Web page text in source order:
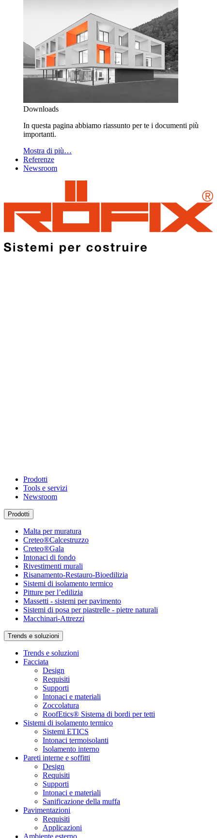
Downloads
In questa pagina abbiamo riassunto per te i documenti più
importanti.
Mostra di più…
Referenze
Newsroom
Prodotti
Tools e servizi
Newsroom
Prodotti
Malta per muratura
Creteo®Calcestruzzo
Creteo®Gala
Intonaci di fondo
Rivestimenti murali
Risanamento-Restauro-Bioedilizia
Sistemi di isolamento termico
Pitture per l’edilizia
Massetti - sistemi per pavimento
Sistemi di posa per piastrelle - pietre naturali
Macchinari-Attrezzi
Trends e soluzioni
Trends e soluzioni
Facciata
Design
Requisiti
Supporti
Intonaci e materiali
Zoccolatura
RoofEtics® Sistema di bordi per tetti
Sistemi di isolamento termico
Sistemi ETICS
Intonaci termoisolanti
Isolamento interno
Pareti interne e soffitti
Design
Requisiti
Supporti
Intonaci e materiali
Sanificazione della muffa
Pavimentazioni
Requisiti
Applicazioni
Ambiente esterno